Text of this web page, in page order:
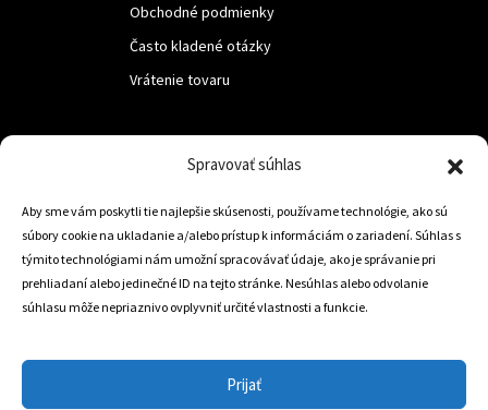
Spravovať súhlas
Aby sme vám poskytli tie najlepšie skúsenosti, používame technológie, ako sú
súbory cookie na ukladanie a/alebo prístup k informáciám o zariadení. Súhlas s
týmito technológiami nám umožní spracovávať údaje, ako je správanie pri
prehliadaní alebo jedinečné ID na tejto stránke. Nesúhlas alebo odvolanie
súhlasu môže nepriaznivo ovplyvniť určité vlastnosti a funkcie.
Prijať
Obchodné podmienky
Často kladené otázky
Vrátenie tovaru
Trstená 02801
+421 905 806 234